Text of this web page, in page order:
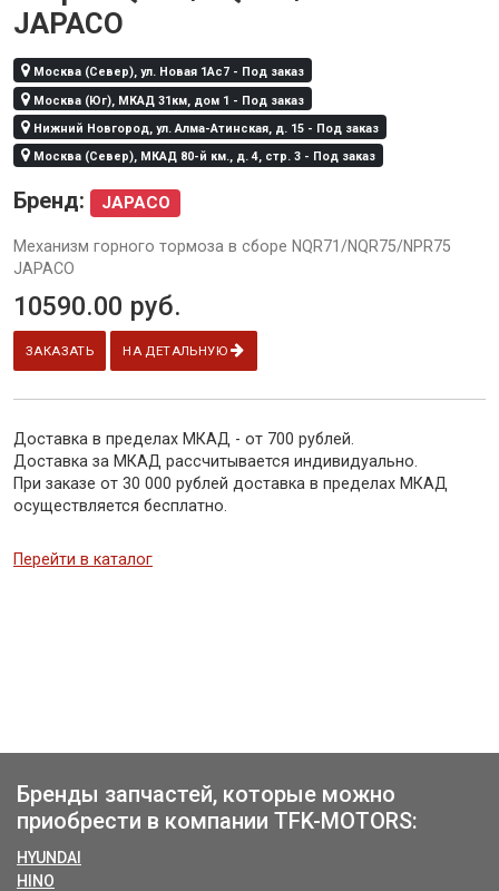
JAPACO
Москва (Север), ул. Новая 1Ас7 - Под заказ
Москва (Юг), МКАД 31км, дом 1 - Под заказ
Нижний Новгород, ул. Алма-Атинская, д. 15 - Под заказ
Москва (Север), МКАД 80-й км., д. 4, стр. 3 - Под заказ
Бренд: JAPACO
Механизм горного тормоза в сборе NQR71/NQR75/NPR75
JAPACO
10590.00 руб.
ЗАКАЗАТЬ НА ДЕТАЛЬНУЮ
Доставка в пределах МКАД - от 700 рублей.
Доставка за МКАД рассчитывается индивидуально.
При заказе от 30 000 рублей доставка в пределах МКАД
осуществляется бесплатно.
Перейти в каталог
Бренды запчастей, которые можно
приобрести в компании TFK-MOTORS:
HYUNDAI
HINO